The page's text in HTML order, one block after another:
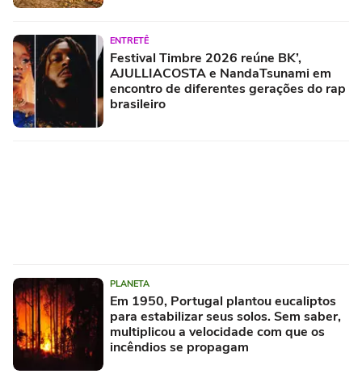
ENTRETÊ
Festival Timbre 2026 reúne BK’,
AJULLIACOSTA e NandaTsunami em
encontro de diferentes gerações do rap
brasileiro
PLANETA
Em 1950, Portugal plantou eucaliptos
para estabilizar seus solos. Sem saber,
multiplicou a velocidade com que os
incêndios se propagam